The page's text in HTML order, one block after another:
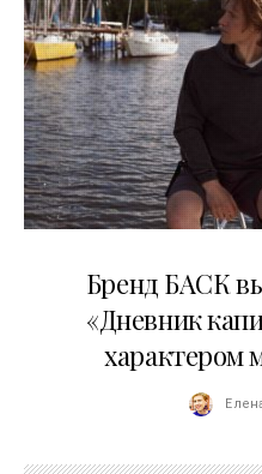
Бренд БАСК
«Дневник
характером